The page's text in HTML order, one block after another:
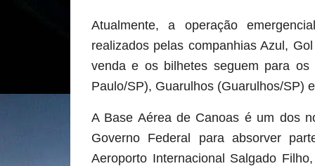
Atualmente, a operação
realizados pelas companhias Azul,
venda e os bilhetes seguem para os
Paulo/SP), Guarulhos (Guarulhos/SP)
A Base Aérea de Canoas é um dos
Governo Federal para absorver
Aeroporto Internacional Salgado